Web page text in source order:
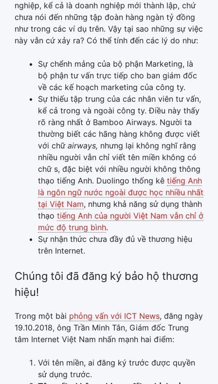
nghiệp, kể cả là doanh nghiệp mới thành lập, chứ
chưa nói đến những tập đoàn hàng ngàn tỷ đồng
như trong các ví dụ trên. Vậy tại sao những sự việc
này vẫn cứ xảy ra? Có thể tính đến các lý do như:
Sự chểnh mảng của bộ phận Marketing, là
bộ phận tư vấn trực tiếp cho ban giám đốc
về các kế hoạch marketing của công ty.
Sự thiếu tập trung của các nhân viên tư vấn,
kể cả trong và ngoài công ty. Điều này thấy
rõ ràng nhất ở Bamboo Airways. Người ta
thường biết các hãng hàng không được viết
với chữ airways, nhưng lại không nghĩ rằng
nhiều người vẫn chỉ viết tên miền không có
chữ s, đặc biệt với nhiều người không thông
thạo tiếng Anh. Duolingo thống kê tiếng Anh
là ngôn ngữ nước ngoài được học nhiều nhất
tại Việt Nam, nhưng khả năng sử dụng thành
thạo tiếng Anh của người Việt Nam vẫn chỉ ở
mức độ trung bình.
Sự nhận thức chưa đầy đủ về thương hiệu
trên Internet.
Chúng tôi đã đăng ký bảo hộ thương
hiệu!
Trong một bài phỏng vấn với ICT News, đăng ngày
19.10.2018, ông Trần Minh Tân, Giám đốc Trung
tâm Internet Việt Nam nhấn mạnh hai điểm:
Với tên miền, ai đăng ký trước được quyền
sử dụng trước.